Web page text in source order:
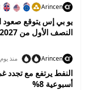
Arincen
النصف الأول من 2027
Arincen منذ يوم
النفط يرتفع مع
أسبوعية 8%